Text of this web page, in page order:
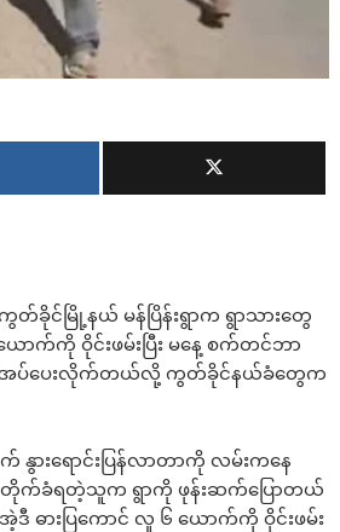
ကွတ်ခိုင်မြို့နယ် မန်ပြိန်းရွာက ရွာသားတွေ
ာက်ကို ဝိုင်းဖမ်းပြီး မနေ့ စက်တင်ဘာ
က်အပ်ပေးလိုက်တယ်လို့ ကွတ်ခိုင်နယ်ခံတွေက
နွားရောင်းပြန်လာတာကို လမ်းကနေ
အတိုက်ခံရတဲ့သူက ရွာကို ဖုန်းဆက်ပြောတယ်
ဒီ ဓားပြကောင် လူ ၆ ယောက်ကို ဝိုင်းဖမ်း